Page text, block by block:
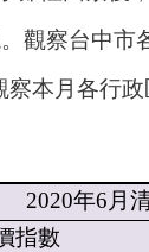
觀察台中
本月各行
2020年6 月
指數